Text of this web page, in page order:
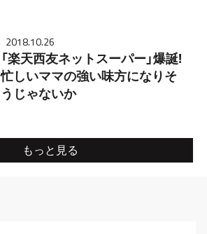
2018.10.26
「楽天西友ネットスーパー」爆誕!
忙しいママの強い味方になりそ
うじゃないか
もっと見る